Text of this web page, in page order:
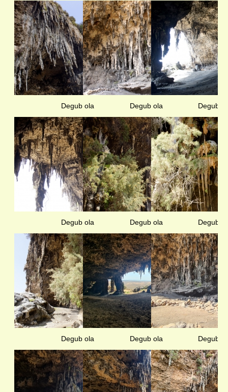
Degub ola Degub ola Degub
Degub ola Degub ola Degub
Degub ola Degub ola Degub